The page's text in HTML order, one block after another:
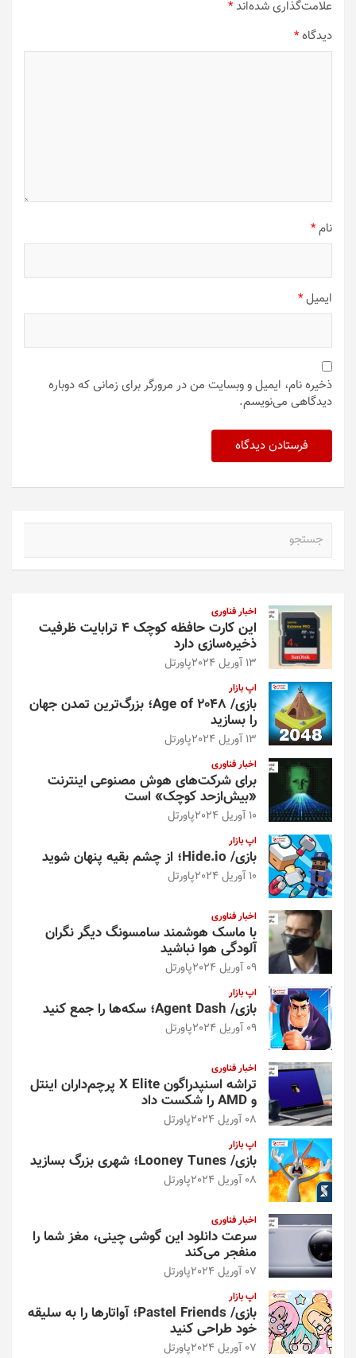
علامت‌گذاری شده‌اند*
دیدگاه*
نام*
ایمیل*
ذخیره نام، ایمیل و وبسایت من در مرورگر برای زمانی که دوباره
دیدگاهی می‌نویسم.
اخبار فناوری
این کارت حافظه کوچک ۴ ترابایت ظرفیت
ذخیره‌سازی دارد
13 آوریل 2024 پاورتل
اپ بازار
بازی/ Age of 2048؛ بزرگ‌ترین تمدن جهان
را بسازید
13 آوریل 2024 پاورتل
اخبار فناوری
برای شرکت‌های هوش مصنوعی اینترنت
«بیش‌از‌حد کوچک» است
10 آوریل 2024 پاورتل
اپ بازار
بازی/ Hide.io؛ از چشم بقیه پنهان شوید
10 آوریل 2024 پاورتل
اخبار فناوری
با ماسک هوشمند سامسونگ دیگر نگران
آلودگی هوا نباشید
09 آوریل 2024 پاورتل
اپ بازار
بازی/ Agent Dash؛ سکه‌ها را جمع کنید
09 آوریل 2024 پاورتل
اخبار فناوری
تراشه اسنپدراگون X Elite پرچم‌داران اینتل
و AMD را شکست داد
08 آوریل 2024 پاورتل
اپ بازار
بازی/ Looney Tunes؛ شهری بزرگ بسازید
08 آوریل 2024 پاورتل
اخبار فناوری
سرعت دانلود این گوشی چینی، مغز شما را
منفجر می‌کند
07 آوریل 2024 پاورتل
اپ بازار
بازی/ Pastel Friends؛ آواتارها را به سلیقه
خود طراحی کنید
07 آوریل 2024 پاورتل